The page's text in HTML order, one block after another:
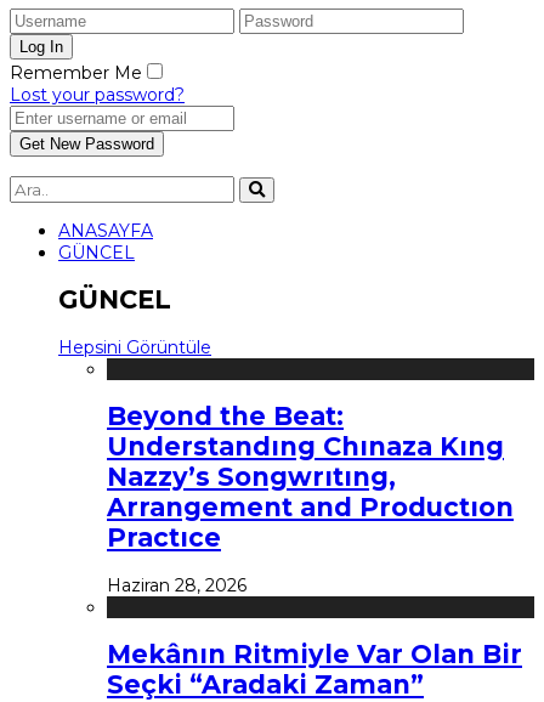
Remember Me
Lost your password?
ANASAYFA
GÜNCEL
GÜNCEL
Hepsini Görüntüle
Beyond the Beat:
Understandıng Chınaza Kıng
Nazzy’s Songwrıtıng,
Arrangement and Productıon
Practıce
Haziran 28, 2026
Mekânın Ritmiyle Var Olan Bir
Seçki “Aradaki Zaman”